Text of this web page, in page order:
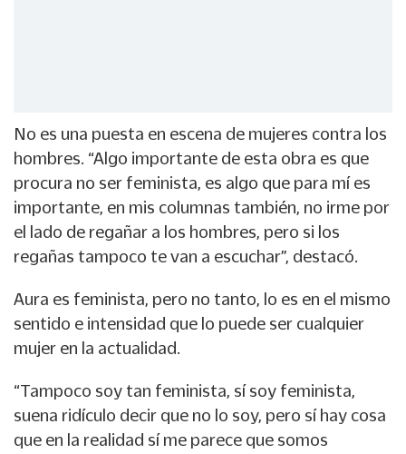
No es una puesta en escena de mujeres contra los
hombres. “Algo importante de esta obra es que
procura no ser feminista, es algo que para mí es
importante, en mis columnas también, no irme por
el lado de regañar a los hombres, pero si los
regañas tampoco te van a escuchar”, destacó.
Aura es feminista, pero no tanto, lo es en el mismo
sentido e intensidad que lo puede ser cualquier
mujer en la actualidad.
“Tampoco soy tan feminista, sí soy feminista,
suena ridículo decir que no lo soy, pero sí hay cosa
que en la realidad sí me parece que somos